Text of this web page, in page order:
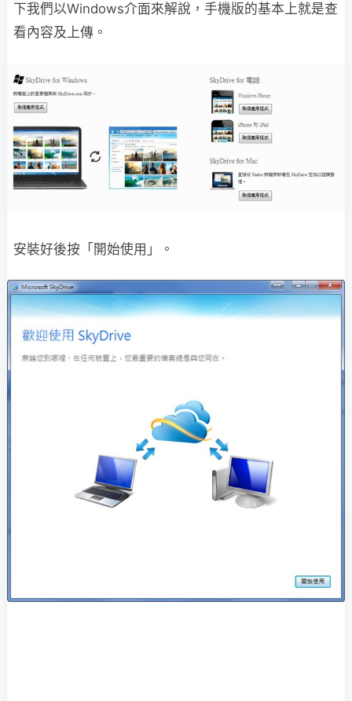
下我們以Windows介面來解說，手機版的基本上就是查
看內容及上傳。
安裝好後按「開始使用」。